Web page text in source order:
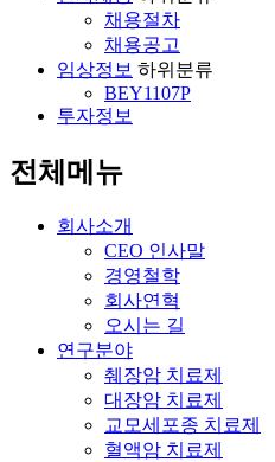
채용절차
채용공고
임상정보 하위분류
BEY1107P
투자정보
전체메뉴
회사소개
CEO 인사말
경영철학
회사연혁
오시는 길
연구분야
췌장암 치료제
대장암 치료제
교모세포종 치료제
혈액암 치료제